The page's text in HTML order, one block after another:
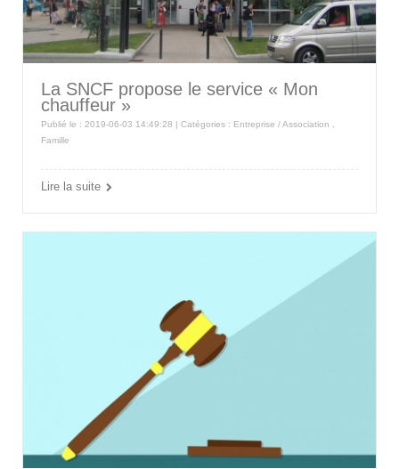
La SNCF propose le service « Mon
chauffeur »
Publié le : 2019-06-03 14:49:28 | Catégories : Entreprise / Association
Famille
Lire la suite